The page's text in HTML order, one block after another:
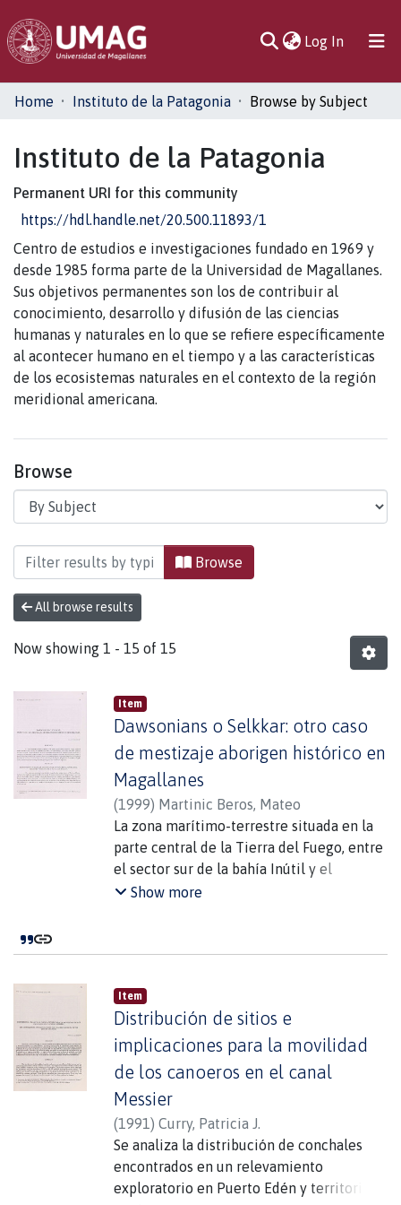
Log In(current)
Communities
All of DSpace
Home Instituto de la Patagonia Browse by Subject
Instituto de la Patagonia
Permanent URI for this community
https://hdl.handle.net/20.500.11893/1
Centro de estudios e investigaciones fundado en 1969 y
desde 1985 forma parte de la Universidad de Magallanes.
Sus objetivos permanentes son los de contribuir al
conocimiento, desarrollo y difusión de las ciencias
humanas y naturales en lo que se refiere específicamente
al acontecer humano en el tiempo y a las características
de los ecosistemas naturales en el contexto de la región
meridional americana.
Browse
Browsing Instituto de la Patagonia by Subject
Browse
All browse results
Now showing 1 - 15 of 15
Item
Dawsonians o Selkkar: otro caso
de mestizaje aborigen histórico en
Magallanes
(1999) Martinic Beros, Mateo
La zona marítimo-terrestre situada en la
parte central de la Tierra del Fuego, entre
el sector sur de la bahía Inútil y el
comienzo del fiordo del Almirantazgo,
territorios fronterizos de contacto y
cazadores marinos, y los Sélknam,
cazadores terrestres. En este artículo,
sobre la base de diferentes evidencias
culturales, históricas y antropológicas, se
postula la hipótesis de vigencia histórica
de un nuevo caso de mestizaje interétnico
par la Región Magallánica: los Sélkkar,
surgido
como consecuencia del correspondiente
prolongado trato entre ambos grupos.
Show more
Item
Distribución de sitios e
implicaciones para la movilidad
de los canoeros en el canal
Messier
(1991) Curry, Patricia J.
Se analiza la distribución de conchales
encontrados en un relevamiento
exploratorio en Puerto Edén y territorios